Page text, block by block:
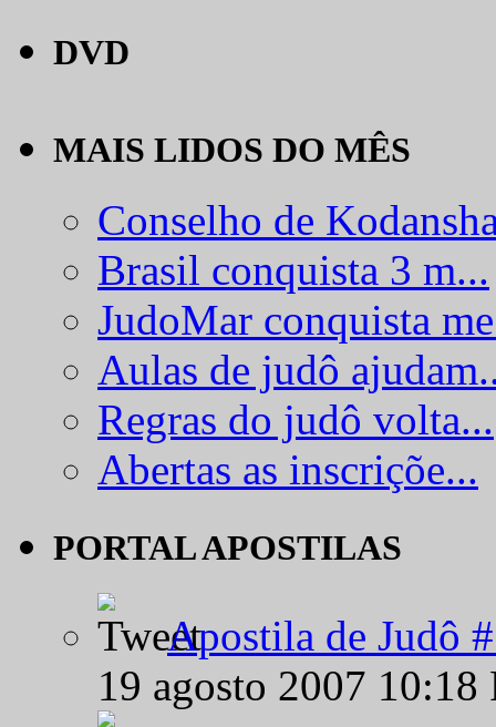
DVD
MAIS LIDOS DO MÊS
Conselho de
Brasil conquista 3 m...
JudoMar conquista
Aulas de judô
Regras do judô volta...
Abertas as inscriçõe...
PORTAL APOSTILAS
Apostila de Judô
19 agosto 2007